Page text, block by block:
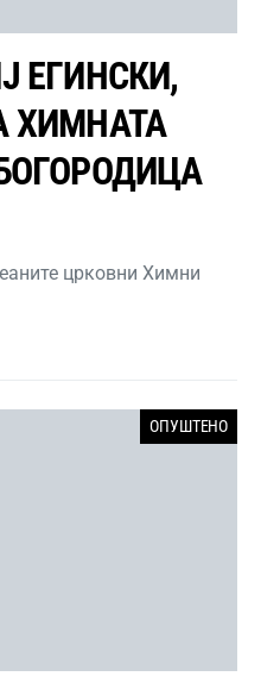
ЕГИНСКИ,
ХИМНАТА
црковни Химни
ОПУШТЕНО